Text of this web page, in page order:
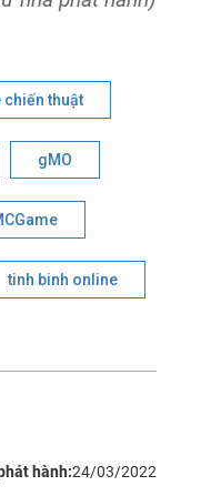
chiến thuật
gMO
tinh binh online
hành:24/03/2022